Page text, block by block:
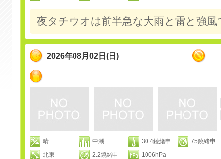
夜タチウオは前半急な大雨と雷と強風
2026年08月02日(日)
晴 中潮 30.4鐃緒申
75鐃緒申
北東
2.2鐃緒申 1006hPa